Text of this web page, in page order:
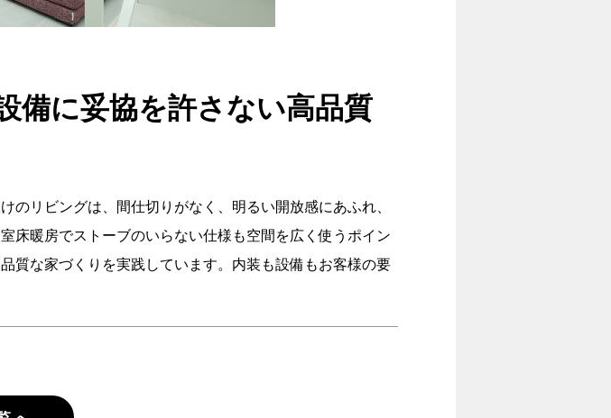
備に妥協を許さない高品質
のリビングは、間仕切りがなく、明るい開放感にあふれ、
床暖房でストーブのいらない仕様も空間を広く使うポイン
質な家づくりを実践しています。内装も設備もお客様の要